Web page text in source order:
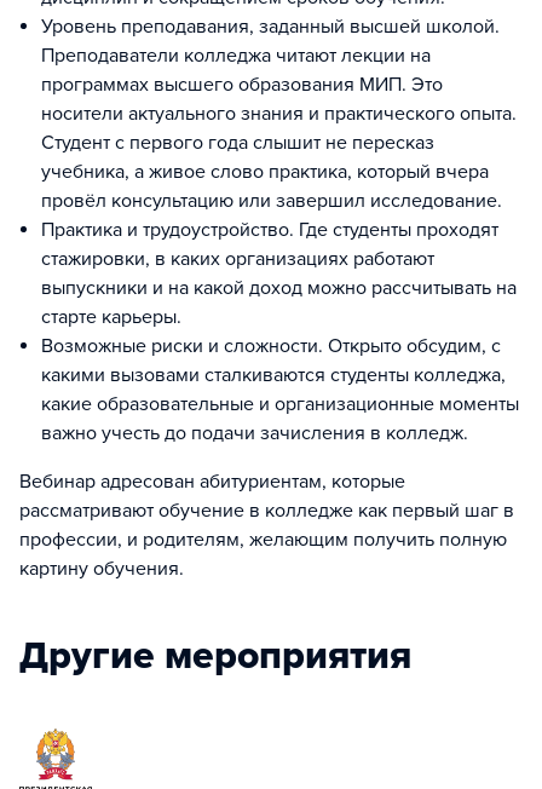
Уровень преподавания, заданный высшей школой.
Преподаватели колледжа читают лекции на
программах высшего образования МИП. Это
носители актуального знания и практического опыта.
Студент с первого года слышит не пересказ
учебника, а живое слово практика, который вчера
провёл консультацию или завершил исследование.
Практика и трудоустройство. Где студенты проходят
стажировки, в каких организациях работают
выпускники и на какой доход можно рассчитывать на
старте карьеры.
Возможные риски и сложности. Открыто обсудим, с
какими вызовами сталкиваются студенты колледжа,
какие образовательные и организационные моменты
важно учесть до подачи зачисления в колледж.
Вебинар адресован абитуриентам, которые
рассматривают обучение в колледже как первый шаг в
профессии, и родителям, желающим получить полную
картину обучения.
Другие мероприятия